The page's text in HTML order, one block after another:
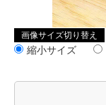
画像サイズ切り替え
縮小サイズ